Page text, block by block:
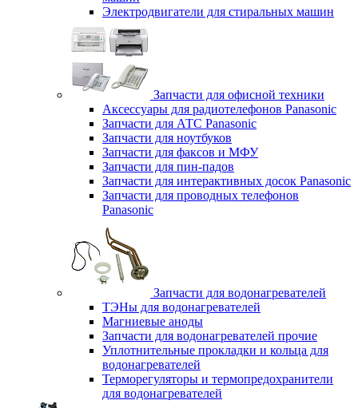
Электродвигатели для стиральных машин
Запчасти для офисной техники
Аксессуары для радиотелефонов Panasonic
Запчасти для АТС Panasonic
Запчасти для ноутбуков
Запчасти для факсов и МФУ
Запчасти для пин-падов
Запчасти для интерактивных досок Panasonic
Запчасти для проводных телефонов
Panasonic
Запчасти для водонагревателей
ТЭНы для водонагревателей
Магниевые аноды
Запчасти для водонагревателей прочие
Уплотнительные прокладки и кольца для
водонагревателей
Терморегуляторы и термопредохранители
для водонагревателей